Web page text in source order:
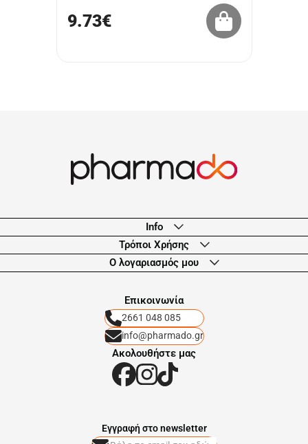
9.73€
Info
Τρόποι Χρήσης
Ο λογαριασμός μου
Eπικοινωνία
2661 048 085
info@pharmado.gr
Ακολουθήστε μας
Eγγραφή στο newsletter